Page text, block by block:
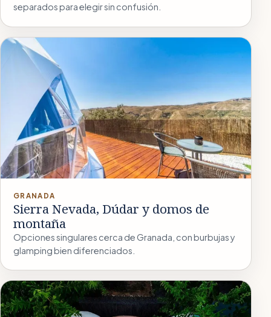
separados para elegir sin confusión.
GRANADA
Sierra Nevada, Dúdar y domos de
montaña
Opciones singulares cerca de Granada, con burbujas y
glamping bien diferenciados.